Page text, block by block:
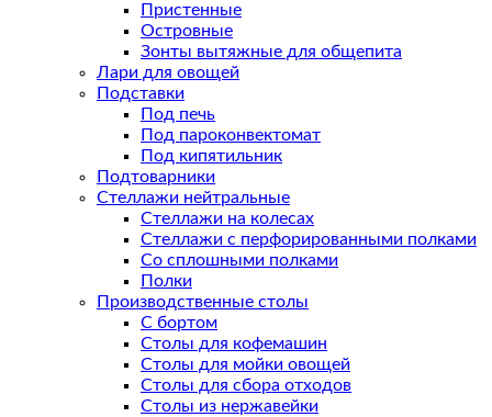
Пристенные
Островные
Зонты вытяжные для общепита
Лари для овощей
Подставки
Под печь
Под пароконвектомат
Под кипятильник
Подтоварники
Стеллажи нейтральные
Стеллажи на колесах
Стеллажи с перфорированными полками
Со сплошными полками
Полки
Производственные столы
С бортом
Столы для кофемашин
Столы для мойки овощей
Столы для сбора отходов
Столы из нержавейки